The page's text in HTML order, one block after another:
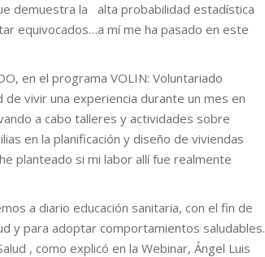
demuestra la alta probabilidad estadística
equivocados…a mí me ha pasado en este
en el programa VOLIN: Voluntariado
vivir una experiencia durante un mes en
a cabo talleres y actividades sobre
en la planificación y diseño de viviendas
planteado si mi labor allí fue realmente
a diario educación sanitaria, con el fin de
y para adoptar comportamientos saludables.
, como explicó en la Webinar, Ángel Luis